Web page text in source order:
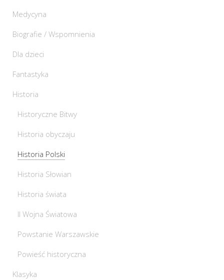
Medycyna
Biografie / Wspomnienia
Dla dzieci
Fantastyka
Historia
Historyczne Bitwy
Historia obyczaju
Historia Polski
Historia Słowian
Historia świata
II Wojna Światowa
Powstanie Warszawskie
Powieść historyczna
Klasyka